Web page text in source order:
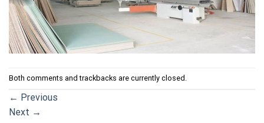
Both comments and trackbacks are currently closed.
← Previous
Next →